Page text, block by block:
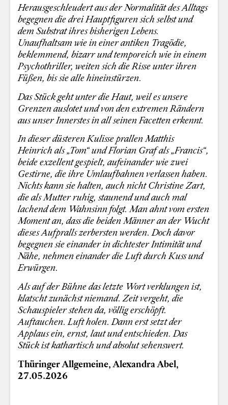
Herausgeschleudert aus der Normalität des Alltags
begegnen die drei Hauptfiguren sich selbst und
dem Substrat ihres bisherigen Lebens.
Unaufhaltsam wie in einer antiken Tragödie,
beklemmend, bizarr und temporeich wie in einem
Psychothriller, weiten sich die Risse unter ihren
Füßen, bis sie alle hineinstürzen.
Das Stück geht unter die Haut, weil es unsere
Grenzen auslotet und von den extremen Rändern
aus unser Innerstes in all seinen Facetten erkennt.
In dieser düsteren Kulisse prallen Matthis
Heinrich als „Tom“ und Florian Graf als „Francis“,
beide exzellent gespielt, aufeinander wie zwei
Gestirne, die ihre Umlaufbahnen verlassen haben.
Nichts kann sie halten, auch nicht Christine Zart,
die als Mutter ruhig, staunend und auch mal
lachend dem Wahnsinn folgt. Man ahnt vom ersten
Moment an, dass die beiden Männer an der Wucht
dieses Aufpralls zerbersten werden. Doch davor
begegnen sie einander in dichtester Intimität und
Nähe, nehmen einander die Luft durch Kuss und
Erwürgen.
Als auf der Bühne das letzte Wort verklungen ist,
klatscht zunächst niemand. Zeit vergeht, die
Schauspieler stehen da, völlig erschöpft.
Auftauchen. Luft holen. Dann erst setzt der
Applaus ein, ernst, laut und entschieden. Das
Stück ist kathartisch und absolut sehenswert.
Thüringer Allgemeine, Alexandra Abel,
27.05.2026